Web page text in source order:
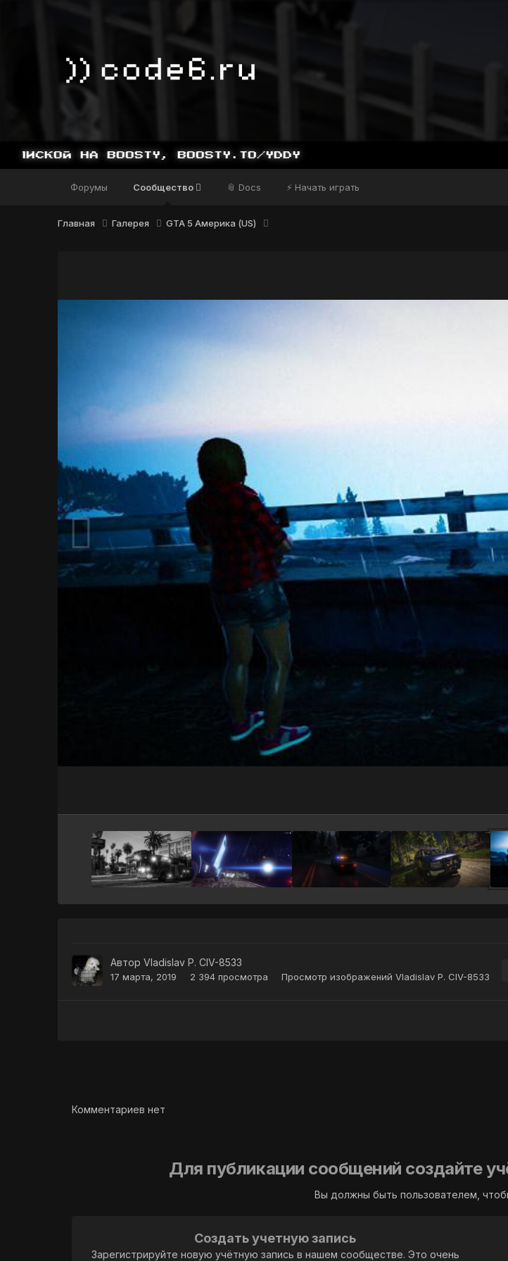
Форумы Сообщество 📎 Docs ⚡ Начать играть
Главная Галерея GTA 5 Америка (US)
АвторVladislav P. CIV-8533
17 марта, 2019 2 394 просмотра Просмотр изображений Vladislav P. CIV-8533
Комментариев нет
Для публикации сообщений создайте
Вы должны быть пользователем,
Создать учетную запись
Зарегистрируйте новую учётную запись в нашем сообществе. Это очень